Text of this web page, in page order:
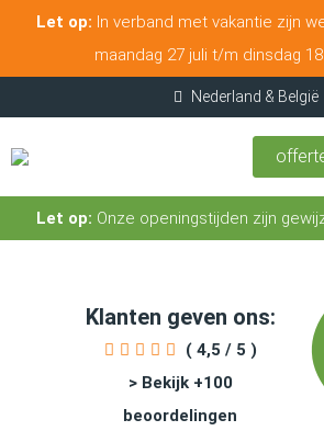
Let op: In verband met vakantie zijn
maandag 27 juli t/m dinsdag
Let op: Onze openingstijden zijn
Klanten geven ons:
( 4,5 / 5 )
> Bekijk +100
beoordelingen